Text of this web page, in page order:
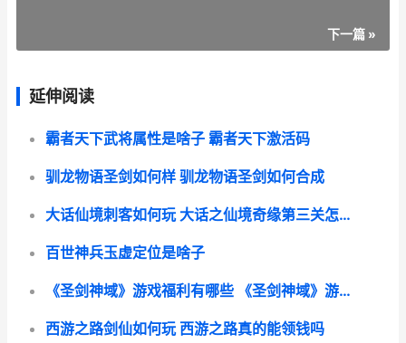
下一篇 »
延伸阅读
霸者天下武将属性是啥子 霸者天下激活码
驯龙物语圣剑如何样 驯龙物语圣剑如何合成
大话仙境刺客如何玩 大话之仙境奇缘第三关怎么过
百世神兵玉虚定位是啥子
《圣剑神域》游戏福利有哪些 《圣剑神域》游戏下载
西游之路剑仙如何玩 西游之路真的能领钱吗